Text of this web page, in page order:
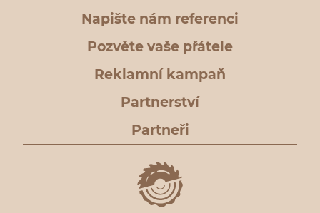
Napište nám referenci
Pozvěte vaše přátele
Reklamní kampaň
Partnerství
Partneři